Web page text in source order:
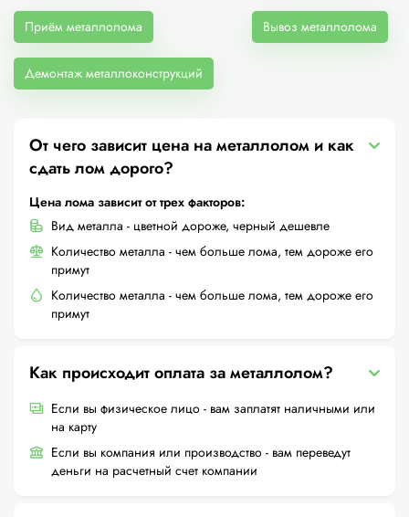
Приём металлолома Вывоз металлолома
Демонтаж металлоконструкций
От чего зависит цена на металлолом и как
сдать лом дорого?
Цена лома зависит от трех факторов:
Вид металла - цветной дороже, черный дешевле
Количество металла - чем больше лома, тем дороже его
примут
Количество металла - чем больше лома, тем дороже его
примут
Как происходит оплата за металлолом?
Если вы физическое лицо - вам заплатят наличными или
на карту
Если вы компания или производство - вам переведут
деньги на расчетный счет компании